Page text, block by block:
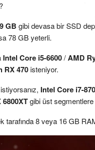
GB gibi devasa bir SSD
78 GB yeterli.
Intel Core i5-6600/AMD
RX 470isteniyor.
Intel Core i7-
gibi üst segmentlere
tarafında 8 veya 16 GB